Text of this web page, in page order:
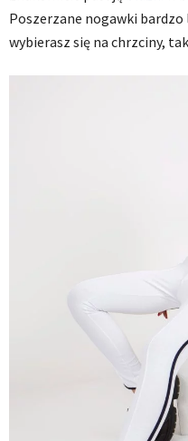
Poszerzane nogawki bardzo
wybierasz się na chrzciny,